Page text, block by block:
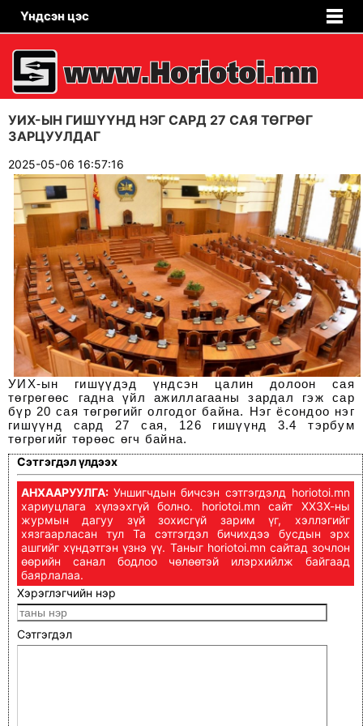
Үндсэн цэс
УИХ-ЫН ГИШҮҮНД НЭГ САРД 27 САЯ ТӨГРӨГ
ЗАРЦУУЛДАГ
2025-05-06 16:57:16
УИХ-ын гишүүдэд үндсэн цалин долоон сая
төгрөгөөс гадна үйл ажиллагааны зардал гэж сар
бүр 20 сая төгрөгийг олгодог байна. Нэг ёсондоо нэг
гишүүнд сард 27 сая, 126 гишүүнд 3.4 тэрбум
төгрөгийг төрөөс өгч байна.
Сэтгэгдэл үлдээх
АНХААРУУЛГА: Уншигчдын бичсэн сэтгэгдэлд horiotoi.mn
хариуцлага хүлээхгүй болно. horiotoi.mn сайт ХХЗХ-ны
журмын дагуу зүй зохисгүй зарим үг, хэллэгийг
хязгаарласан тул Та сэтгэгдэл бичихдээ бусдын эрх
ашгийг хүндэтгэн үзнэ үү. Таныг horiotoi.mn сайтад зочлон
өөрийн санал бодлоо чөлөөтэй илэрхийлж байгаад
баярлалаа.
Хэрэглэгчийн нэр
Сэтгэгдэл